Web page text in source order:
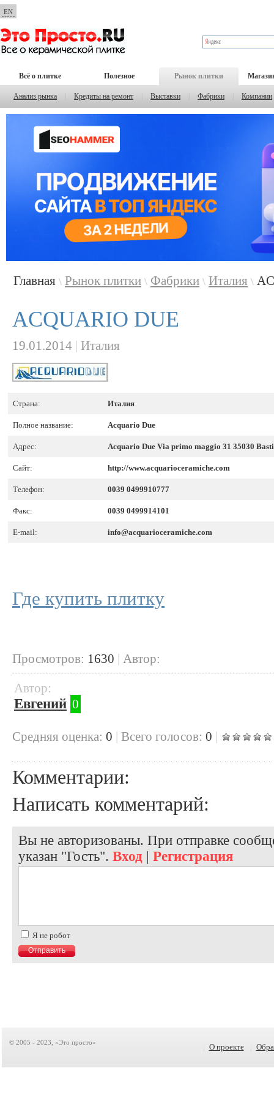
EN
Всё о плитке Полезное Рынок плитки
Анализ рынка Кредиты на ремонт Выставки Фабрики Компании
Главная \ Рынок плитки \ Фабрики \ Италия \
ACQUARIO DUE
19.01.2014 | Италия
Страна: Италия
Полное название: Acquario Due
Адрес: Acquario Due Via primo maggio 31 35030
Сайт: http://www.acquarioceramiche.com
Телефон: 0039 0499910777
Факс: 0039 0499914101
E-mail: info@acquarioceramiche.com
Где купить плитку
Просмотров: 1630 | Автор:
Автор:
Евгений 0
Cредняя оценка: 0 | Всего голосов: 0 |
Комментарии:
Написать комментарий:
Вы не авторизованы. При отправке
указан "Гость". Вход | Регистрация
Я не робот
© 2005 - 2023, «Это просто» О проекте